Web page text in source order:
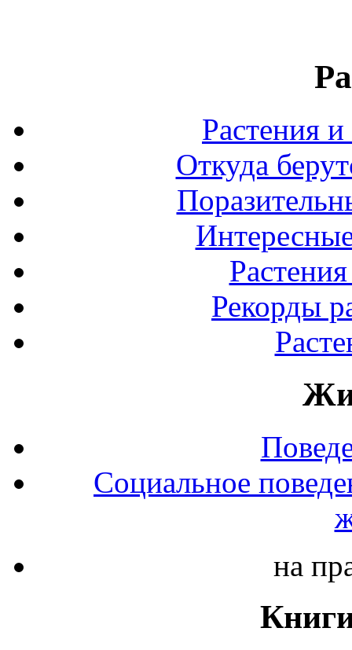
Растения
Откуда
Рекорды
Социальное
на